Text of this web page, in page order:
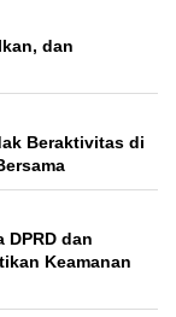
dan
Beraktivitas di
DPRD dan
Keamanan